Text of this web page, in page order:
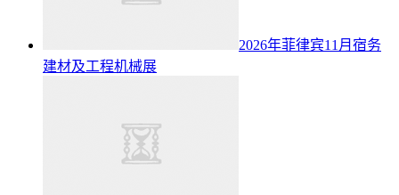
2026年菲律宾11月宿务
建材及工程机械展